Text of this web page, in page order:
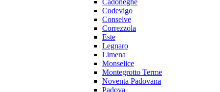
Cadoneghe
Codevigo
Conselve
Correzzola
Este
Legnaro
Limena
Monselice
Montegrotto Terme
Noventa Padovana
Padova